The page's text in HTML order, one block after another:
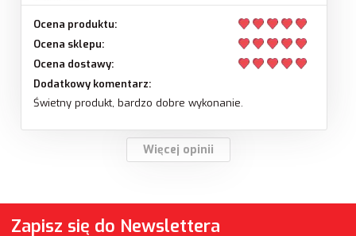
Ocena produktu:
Ocena sklepu:
Ocena dostawy:
Dodatkowy komentarz:
Świetny produkt, bardzo dobre wykonanie.
Więcej opinii
Zapisz się do Newslettera